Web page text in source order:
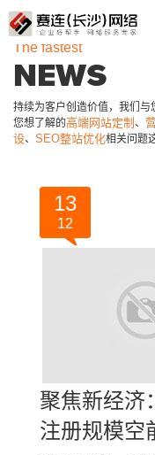
The fastest
NEWS
持续为客户创造价值，我们与
您想了解的高端网站定制 、
设、 SEO整站优化相关问题
13
12
聚焦新经济
注册规模空